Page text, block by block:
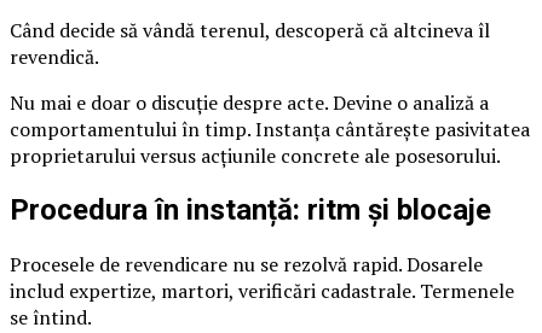
Când decide să vândă terenul, descoperă că altcineva îl
revendică.
Nu mai e doar o discuție despre acte. Devine o analiză a
comportamentului în timp. Instanța cântărește pasivitatea
proprietarului versus acțiunile concrete ale posesorului.
Procedura în instanță: ritm și blocaje
Procesele de revendicare nu se rezolvă rapid. Dosarele
includ expertize, martori, verificări cadastrale. Termenele
se întind.